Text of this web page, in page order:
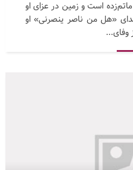
است و زمین در عزای او
«هل من ناصر ینصرنی» او
وفای...